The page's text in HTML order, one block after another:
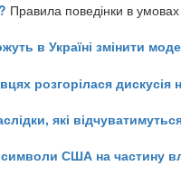
Правила поведінки в умовах
в Україні змінити
розгорілася дискусія
які
США на частину